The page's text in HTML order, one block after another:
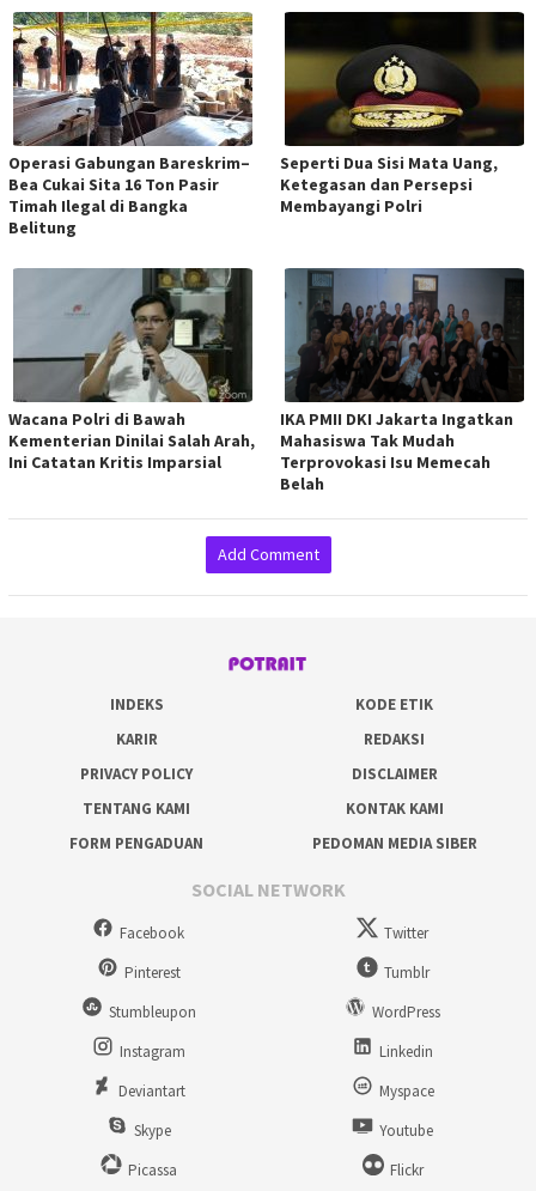
Operasi Gabungan Bareskrim–
Bea Cukai Sita 16 Ton Pasir
Timah Ilegal di Bangka
Belitung
Seperti Dua Sisi Mata Uang,
Ketegasan dan Persepsi
Membayangi Polri
Wacana Polri di Bawah
Kementerian Dinilai Salah Arah,
Ini Catatan Kritis Imparsial
IKA PMII DKI Jakarta Ingatkan
Mahasiswa Tak Mudah
Terprovokasi Isu Memecah
Belah
Add Comment
INDEKS
KODE ETIK
KARIR
REDAKSI
PRIVACY POLICY
DISCLAIMER
TENTANG KAMI
KONTAK KAMI
FORM PENGADUAN
PEDOMAN MEDIA SIBER
SOCIAL NETWORK
Facebook
Twitter
Pinterest
Tumblr
Stumbleupon
WordPress
Instagram
Linkedin
Deviantart
Myspace
Skype
Youtube
Picassa
Flickr